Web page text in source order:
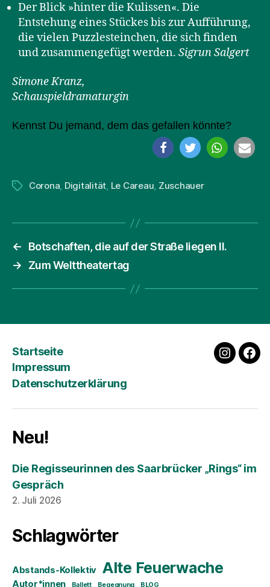
Der Blick »hinter die Kulissen«. Die
Entstehung eines Stückes bis zur Aufführung,
die vielen Puzzlesteinchen, die sich finden
und zusammengefügt werden. Sigrun Salgert
Simone Kranz,
Schauspieldramaturgin
Kennst Du jemand, dem das gefallen könnte?
Schlagwörter
Corona, Digitalität, Le Careau, Zuschauer
←
Botschaften, die auf der Straße liegen II.
→
Zum Welttheatertag
Startseite
Impressum
Datenschutzerklärung
Neu!
Die Regisseurinnen des Saarbrücker „Rings“ im
Gespräch
2. Juli 2026
Schlagwörter
Abstands-Kollektiv Alte Feuerwache
Autor*innen Ballett Begegnung BLOG